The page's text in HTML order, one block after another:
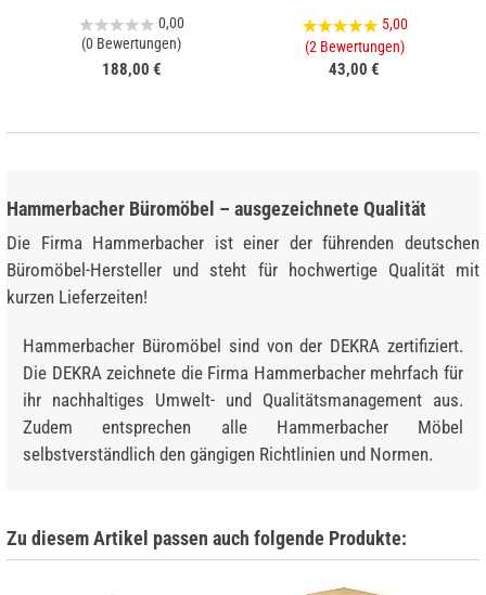
0,00
(0 Bewertungen)
188,00 €
5,00
(2 Bewertungen)
43,00 €
Hammerbacher Büromöbel – ausgezeichnete Qualität
Die Firma Hammerbacher ist einer der führenden deutschen
Büromöbel-Hersteller und steht für hochwertige Qualität mit
kurzen Lieferzeiten!
Hammerbacher Büromöbel sind von der DEKRA zertifiziert.
Die DEKRA zeichnete die Firma Hammerbacher mehrfach für
ihr nachhaltiges Umwelt- und Qualitätsmanagement aus.
Zudem entsprechen alle Hammerbacher Möbel
selbstverständlich den gängigen Richtlinien und Normen.
Zu diesem Artikel passen auch folgende Produkte: